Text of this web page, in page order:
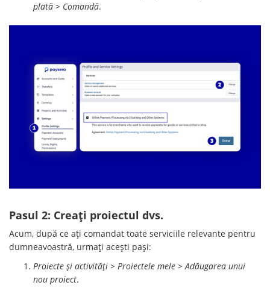
plată > Comandă.
Pasul 2: Creați proiectul dvs.
Acum, după ce ați comandat toate serviciile relevante pentru
dumneavoastră, urmați acești pași:
Proiecte și activități > Proiectele mele > Adăugarea unui
nou proiect.